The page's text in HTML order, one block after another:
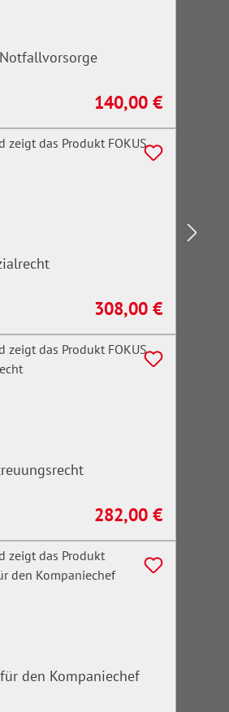
Regulärer Preis:
140,00 €
Regulärer Preis:
308,00 €
Regulärer Preis:
282,00 €
den Kompaniechef